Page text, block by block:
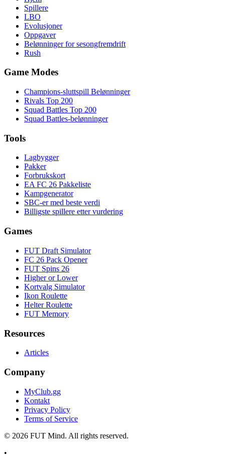
Spillere
LBO
Evolusjoner
Oppgaver
Belønninger for sesongfremdrift
Rush
Game Modes
Champions-sluttspill Belønninger
Rivals Top 200
Squad Battles Top 200
Squad Battles-belønninger
Tools
Lagbygger
Pakker
Forbrukskort
EA FC 26 Pakkeliste
Kampgenerator
SBC-er med beste verdi
Billigste spillere etter vurdering
Games
FUT Draft Simulator
FC 26 Pack Opener
FUT Spins 26
Higher or Lower
Kortvalg Simulator
Ikon Roulette
Helter Roulette
FUT Memory
Resources
Articles
Company
MyClub.gg
Kontakt
Privacy Policy
Terms of Service
© 2026 FUT Mind. All rights reserved.
•